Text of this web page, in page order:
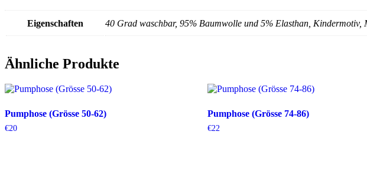
Eigenschaften 40 Grad waschbar, 95% Baumwolle und 5% Elasthan, Kindermotiv,
Ähnliche Produkte
Pumphose (Grösse 50-62)
€20
Pumphose (Grösse 74-86)
€22